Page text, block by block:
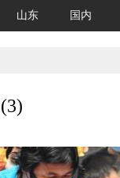
山东 国内